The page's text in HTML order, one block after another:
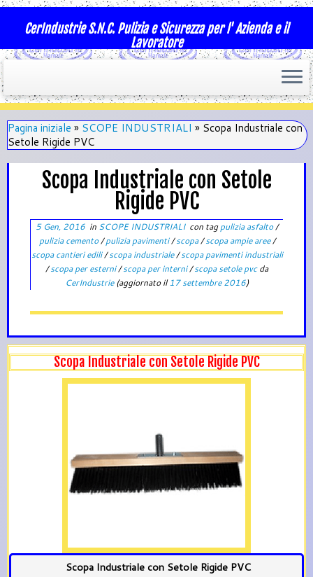
CerIndustrie S.N.C. Pulizia e Sicurezza per l' Azienda e il
Lavoratore
Pagina iniziale » SCOPE INDUSTRIALI » Scopa Industriale con
Setole Rigide PVC
Scopa Industriale con Setole
Rigide PVC
5 Gen, 2016 in SCOPE INDUSTRIALI con tagpulizia asfalto/
pulizia cemento/pulizia pavimenti/scopa/scopa ampie aree/
scopa cantieri edili/scopa industriale/scopa pavimenti industriali
/scopa per esterni/scopa per interni/scopa setole pvcda
CerIndustrie(aggiornato il17 settembre 2016)
Scopa Industriale con Setole Rigide PVC
Scopa Industriale con Setole Rigide PVC